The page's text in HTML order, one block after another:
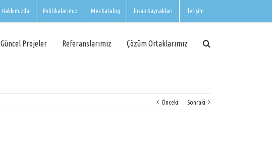
Hakkımızda Politikalarımız Mes Katalog İnsan Kaynakları İletişim
Güncel Projeler Referanslarımız Çözüm Ortaklarımız
Önceki Sonraki